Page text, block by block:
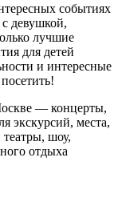
событиях
девушкой,
лучшие
для детей
и интересные
— концерты,
экскурсий, места,
шоу,
отдыха